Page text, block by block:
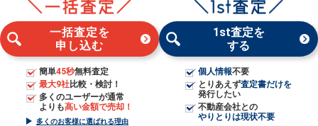
一括査定を
申し込む
簡単45秒無料査定
最大9社比較・検討！
多くのユーザーが通常
よりも高い金額で売却！
多くのお客様に選ばれる理由
1st査定を
する
個人情報不要
とりあえず査定書だけを
発行したい
不動産会社との
やりとりは現状不要